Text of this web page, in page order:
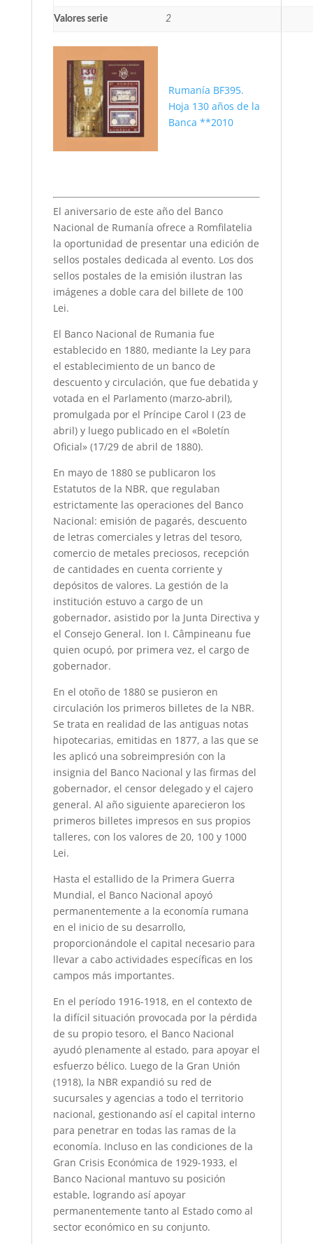
Valores serie 2
Rumanía BF395.
Hoja 130 años de la
Banca **2010
El aniversario de este año del Banco
Nacional de Rumanía ofrece a Romfilatelia
la oportunidad de presentar una edición de
sellos postales dedicada al evento. Los dos
sellos postales de la emisión ilustran las
imágenes a doble cara del billete de 100
Lei.
El Banco Nacional de Rumania fue
establecido en 1880, mediante la Ley para
el establecimiento de un banco de
descuento y circulación, que fue debatida y
votada en el Parlamento (marzo-abril),
promulgada por el Príncipe Carol I (23 de
abril) y luego publicado en el «Boletín
Oficial» (17/29 de abril de 1880).
En mayo de 1880 se publicaron los
Estatutos de la NBR, que regulaban
estrictamente las operaciones del Banco
Nacional: emisión de pagarés, descuento
de letras comerciales y letras del tesoro,
comercio de metales preciosos, recepción
de cantidades en cuenta corriente y
depósitos de valores. La gestión de la
institución estuvo a cargo de un
gobernador, asistido por la Junta Directiva y
el Consejo General. Ion I. Câmpineanu fue
quien ocupó, por primera vez, el cargo de
gobernador.
En el otoño de 1880 se pusieron en
circulación los primeros billetes de la NBR.
Se trata en realidad de las antiguas notas
hipotecarias, emitidas en 1877, a las que se
les aplicó una sobreimpresión con la
insignia del Banco Nacional y las firmas del
gobernador, el censor delegado y el cajero
general. Al año siguiente aparecieron los
primeros billetes impresos en sus propios
talleres, con los valores de 20, 100 y 1000
Lei.
Hasta el estallido de la Primera Guerra
Mundial, el Banco Nacional apoyó
permanentemente a la economía rumana
en el inicio de su desarrollo,
proporcionándole el capital necesario para
llevar a cabo actividades específicas en los
campos más importantes.
En el período 1916-1918, en el contexto de
la difícil situación provocada por la pérdida
de su propio tesoro, el Banco Nacional
ayudó plenamente al estado, para apoyar el
esfuerzo bélico. Luego de la Gran Unión
(1918), la NBR expandió su red de
sucursales y agencias a todo el territorio
nacional, gestionando así el capital interno
para penetrar en todas las ramas de la
economía. Incluso en las condiciones de la
Gran Crisis Económica de 1929-1933, el
Banco Nacional mantuvo su posición
estable, logrando así apoyar
permanentemente tanto al Estado como al
sector económico en su conjunto.